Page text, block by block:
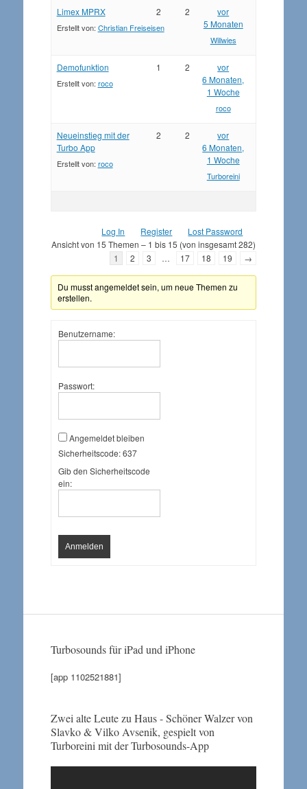
Limex MPRX
Erstellt von: Christian Freiseisen
2 2
vor
5 Monaten
Willwies
Demofunktion
Erstellt von: roco
1 2
vor
6 Monaten,
1 Woche
roco
Neueinstieg mit der
Turbo App
Erstellt von: roco
2 2
vor
6 Monaten,
1 Woche
Turboreini
Log In Register
Lost Password
Ansicht von 15 Themen – 1 bis 15 (von insgesamt 282)
1
2 3 … 17 18 19 →
Du musst angemeldet sein, um neue Themen zu
erstellen.
Benutzername:
Passwort:
Angemeldet bleiben
Sicherheitscode: 637
Gib den Sicherheitscode
ein:
Anmelden
Turbosounds für iPad und iPhone
[app 1102521881]
Zwei alte Leute zu Haus - Schöner Walzer von
Slavko & Vilko Avsenik, gespielt von
Turboreini mit der Turbosounds-App